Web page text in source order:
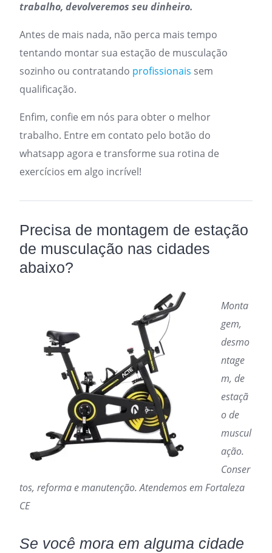
trabalho, devolveremos seu dinheiro.
Antes de mais nada, não perca mais tempo
tentando montar sua estação de musculação
sozinho ou contratando profissionais sem
qualificação.
Enfim, confie em nós para obter o melhor
trabalho. Entre em contato pelo botão do
whatsapp agora e transforme sua rotina de
exercícios em algo incrível!
Precisa de montagem de estação
de musculação nas cidades
abaixo?
Monta
gem,
desmo
ntage
m, de
estaçã
o de
muscul
ação.
Conser
tos, reforma e manutenção. Atendemos em Fortaleza
CE
Se você mora em alguma cidade